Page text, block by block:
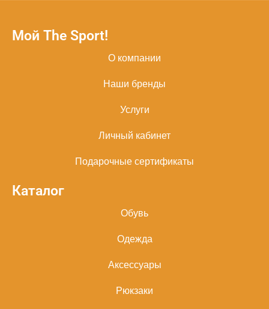
Мой The Sport!
О компании
Наши бренды
Услуги
Личный кабинет
Подарочные сертификаты
Каталог
Обувь
Одежда
Аксессуары
Рюкзаки